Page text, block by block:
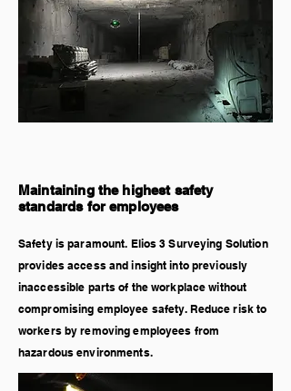
Maintaining the highest safety
standards for employees
Safety is paramount. Elios 3 Surveying Solution
provides access and insight into previously
inaccessible parts of the workplace without
compromising employee safety. Reduce risk to
workers by removing employees from
hazardous environments.